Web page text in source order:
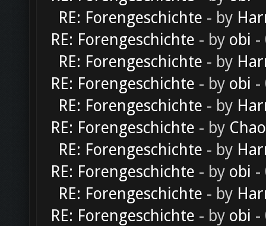
RE: Forengeschichte - by
RE: Forengeschichte - by obi -
RE: Forengeschichte - by
RE: Forengeschichte - by obi -
RE: Forengeschichte - by
RE: Forengeschichte - by
RE: Forengeschichte - by
RE: Forengeschichte - by obi -
RE: Forengeschichte - by
RE: Forengeschichte - by obi -